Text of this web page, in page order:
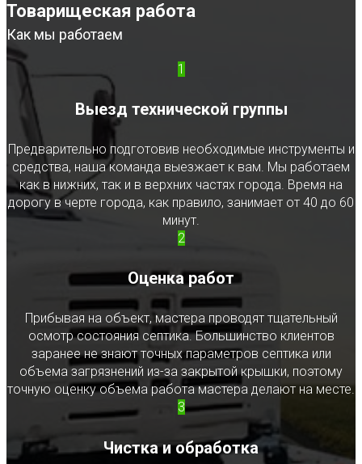
Товарищеская работа
Как мы работаем
1
Выезд технической группы
Предварительно подготовив необходимые инструменты и
средства, наша команда выезжает к вам. Мы работаем
как в нижних, так и в верхних частях города. Время на
дорогу в черте города, как правило, занимает от 40 до 60
минут.
2
Оценка работ
Прибывая на объект, мастера проводят тщательный
осмотр состояния септика. Большинство клиентов
заранее не знают точных параметров септика или
объема загрязнений из-за закрытой крышки, поэтому
точную оценку объема работа мастера делают на месте.
3
Чистка и обработка